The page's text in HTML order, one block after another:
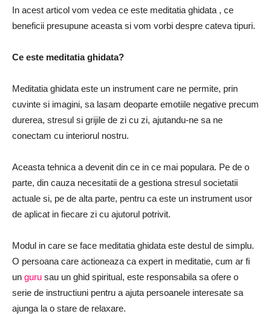
In acest articol vom vedea ce este meditatia ghidata , ce
beneficii presupune aceasta si vom vorbi despre cateva tipuri.
Ce este meditatia ghidata?
Meditatia ghidata este un instrument care ne permite, prin
cuvinte si imagini, sa lasam deoparte emotiile negative precum
durerea, stresul si grijile de zi cu zi, ajutandu-ne sa ne
conectam cu interiorul nostru.
Aceasta tehnica a devenit din ce in ce mai populara. Pe de o
parte, din cauza necesitatii de a gestiona stresul societatii
actuale si, pe de alta parte, pentru ca este un instrument usor
de aplicat in fiecare zi cu ajutorul potrivit.
Modul in care se face meditatia ghidata este destul de simplu.
O persoana care actioneaza ca expert in meditatie, cum ar fi
un guru sau un ghid spiritual, este responsabila sa ofere o
serie de instructiuni pentru a ajuta persoanele interesate sa
ajunga la o stare de relaxare.